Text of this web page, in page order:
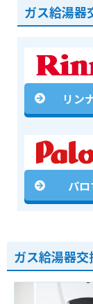
ガス給湯器
リン
パロ
ガス給湯器